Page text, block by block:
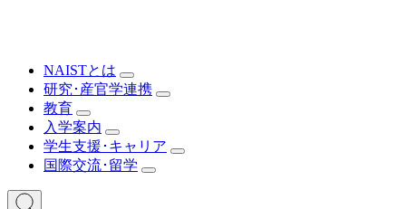
NAISTとは
研究･産官学連携
教育
入学案内
学生支援･キャリア
国際交流･留学